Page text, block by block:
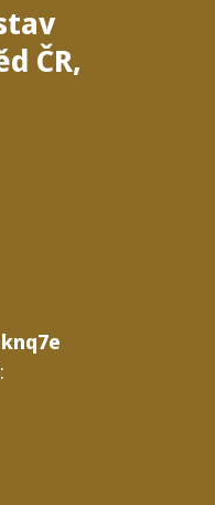
ČR,
: